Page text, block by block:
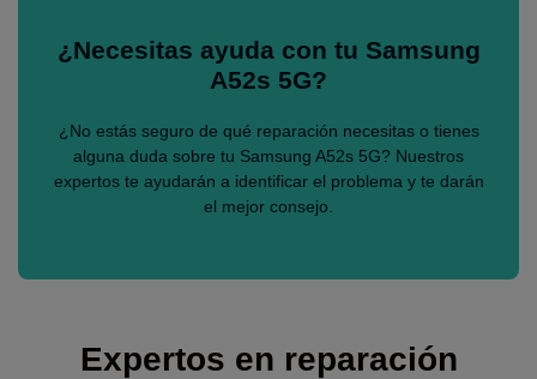
¿Necesitas ayuda con tu Samsung
A52s 5G?
¿No estás seguro de qué reparación necesitas o tienes
alguna duda sobre tu Samsung A52s 5G? Nuestros
expertos te ayudarán a identificar el problema y te darán
el mejor consejo.
Expertos en reparación